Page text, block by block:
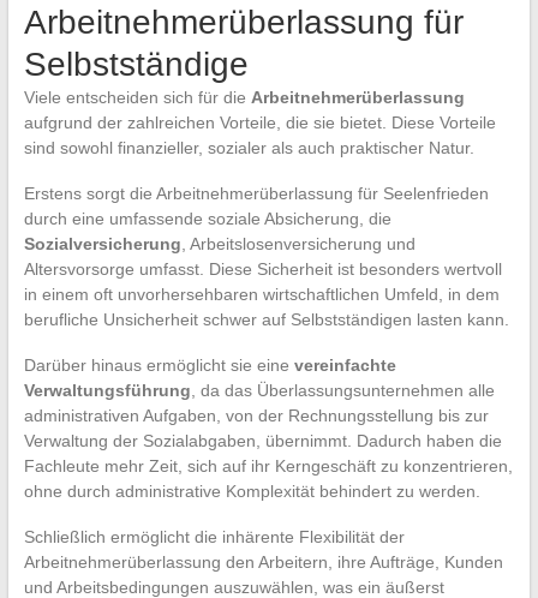
Arbeitnehmerüberlassung für
Selbstständige
Viele entscheiden sich für die Arbeitnehmerüberlassung
aufgrund der zahlreichen Vorteile, die sie bietet. Diese Vorteile
sind sowohl finanzieller, sozialer als auch praktischer Natur.
Erstens sorgt die Arbeitnehmerüberlassung für Seelenfrieden
durch eine umfassende soziale Absicherung, die
Sozialversicherung , Arbeitslosenversicherung und
Altersvorsorge umfasst. Diese Sicherheit ist besonders wertvoll
in einem oft unvorhersehbaren wirtschaftlichen Umfeld, in dem
berufliche Unsicherheit schwer auf Selbstständigen lasten kann.
Darüber hinaus ermöglicht sie eine vereinfachte
Verwaltungsführung , da das Überlassungsunternehmen alle
administrativen Aufgaben, von der Rechnungsstellung bis zur
Verwaltung der Sozialabgaben, übernimmt. Dadurch haben die
Fachleute mehr Zeit, sich auf ihr Kerngeschäft zu konzentrieren,
ohne durch administrative Komplexität behindert zu werden.
Schließlich ermöglicht die inhärente Flexibilität der
Arbeitnehmerüberlassung den Arbeitern, ihre Aufträge, Kunden
und Arbeitsbedingungen auszuwählen, was ein äußerst